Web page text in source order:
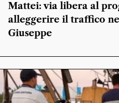
Mattei: via libera al
alleggerire il traffico
Giuseppe